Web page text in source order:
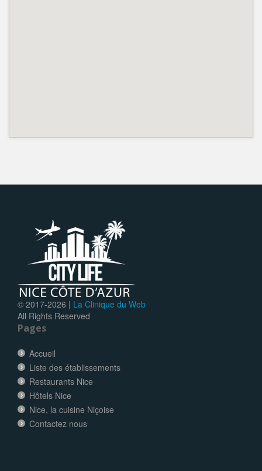
© 2017-2026 | La Clinique du Web
All Rights Reserved
Pages
Accueil
Liste des établissements
Restaurants Nice
Hôtels Nice
Nice, la cuisine Niçoise
Contactez nous